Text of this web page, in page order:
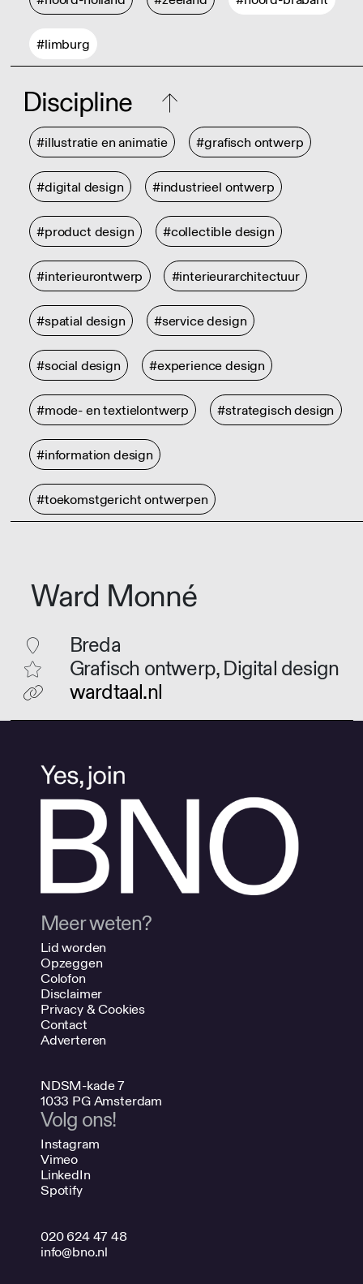
#limburg
Discipline
#illustratie en animatie #grafisch ontwerp
#digital design #industrieel ontwerp
#product design #collectible design
#interieurontwerp #interieurarchitectuur
#spatial design #service design
#social design #experience design
#mode- en textielontwerp #strategisch design
#information design
#toekomstgericht ontwerpen
Ward Monné
Breda
Grafisch ontwerp, Digital design
wardtaal.nl
Meer weten?
Lid worden
Opzeggen
Colofon
Disclaimer
Privacy & Cookies
Contact
Adverteren
NDSM-kade 7
1033 PG Amsterdam
Volg ons!
Instagram
Vimeo
LinkedIn
Spotify
020 624 47 48
info@bno.nl